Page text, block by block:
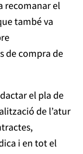
recomanar el
també va
de compra de
el pla de
de l’atur
i en tot el